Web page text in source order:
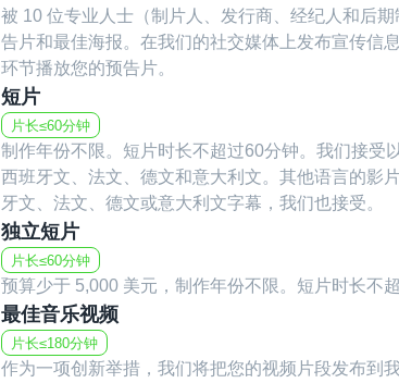
所以，你还在等什么？
不要错过这个在国际舞台上
若你有朋友或企业希望进
如需了解详情，请通过我们
被 10 位专业人士（制片人、发行商、经纪人和后
告片和最佳海报。在我们的社交媒体上发布宣传信
环节播放您的预告片。
短片
片长≤60分钟
制作年份不限。短片时长不超过60分钟。我们接受
西班牙文、法文、德文和意大利文。其他语言的影
牙文、法文、德文或意大利文字幕，我们也接受。
独立短片
片长≤60分钟
预算少于 5,000 美元，制作年份不限。短片时长不超
最佳音乐视频
片长≤180分钟
作为一项创新举措，我们将把您的视频片段发布到